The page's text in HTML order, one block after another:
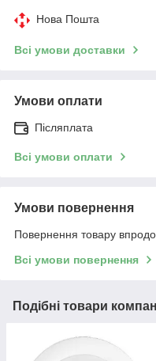
Нова Пошта
Всі умови доставки
Умови оплати
Післяплата
Всі умови оплати
Умови повернення
Повернення товару
Всі умови повернення
Подібні товари